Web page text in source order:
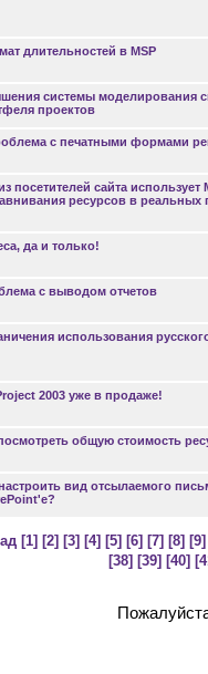
длительностей в MSP
системы моделирования
проектов
с печатными формами
посетителей сайта использует
ресурсов в реальных
да и только!
с выводом отчетов
использования
2003 уже в продаже!
общую стоимость
вид отсылаемого
[1] [2] [3] [4] [5] [6] [7] [8] [9]
[38] [39] [40]